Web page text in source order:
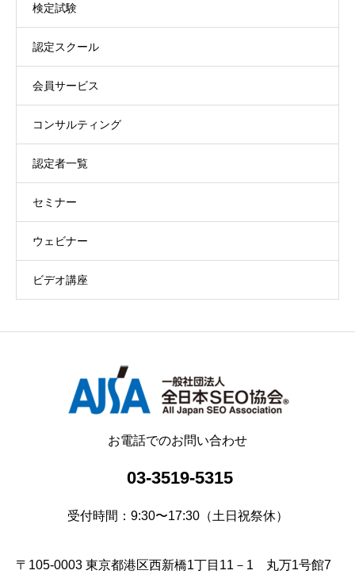
検定試験
認定スクール
会員サービス
コンサルティング
認定者一覧
セミナー
ウェビナー
ビデオ講座
お電話でのお問い合わせ
03-3519-5315
受付時間：9:30〜17:30（土日祝祭休）
〒105-0003 東京都港区西新橋1丁目11－1 丸万1号館7